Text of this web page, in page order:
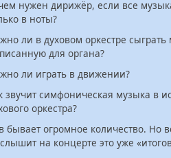
нужен дирижёр, если все
в ноты?
ли в духовом оркестре сыграть
для органа?
ли играть в движении?
звучит симфоническая музыка в
оркестра?
бывает огромное количество. Но
на концерте это уже